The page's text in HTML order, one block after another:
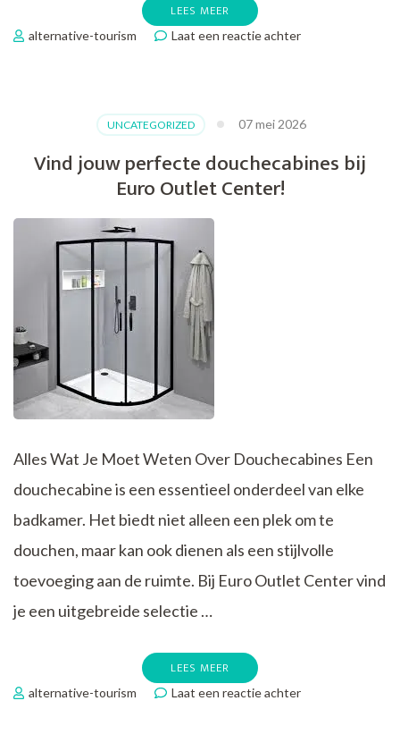
LEES MEER
alternative-tourism Laat een reactie achterop
Ja-
Geven
UNCATEGORIZED 07 mei 2026
Vind jouw perfecte douchecabines bij
Euro Outlet Center!
Alles Wat Je Moet Weten Over Douchecabines Een
douchecabine is een essentieel onderdeel van elke
badkamer. Het biedt niet alleen een plek om te
douchen, maar kan ook dienen als een stijlvolle
toevoeging aan de ruimte. Bij Euro Outlet Center vind
je een uitgebreide selectie …
LEES MEER
alternative-tourism Laat een reactie achterop